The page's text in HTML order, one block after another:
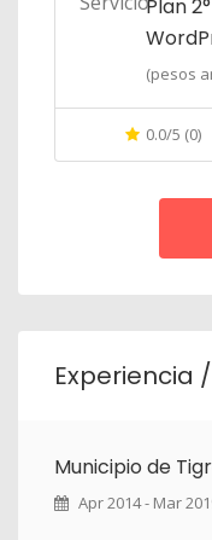
Plan
(pesos
0.0/5 (0)
Experiencia
Municipio de
Apr 2014 - Mar